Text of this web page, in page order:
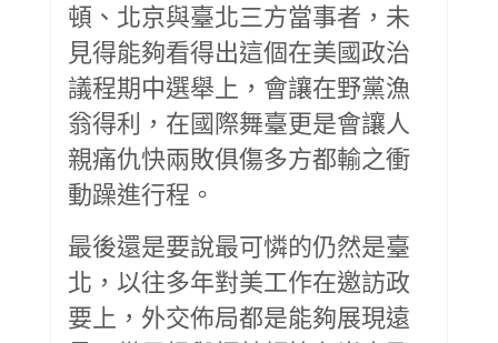
頓、北京與臺北三方當事者，未
見得能夠看得出這個在美國政治
議程期中選舉上，會讓在野黨漁
翁得利，在國際舞臺更是會讓人
親痛仇快兩敗俱傷多方都輸之衝
動躁進行程。
最後還是要說最可憐的仍然是臺
北，以往多年對美工作在邀訪政
要上，外交佈局都是能夠展現遠